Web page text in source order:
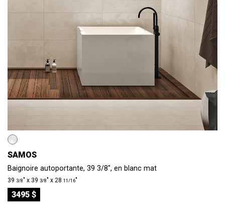
SAMOS
Baignoire autoportante, 39 3/8", en blanc mat
39 3/8″ x 39 3/8″ x 28 11/16″
3495 $